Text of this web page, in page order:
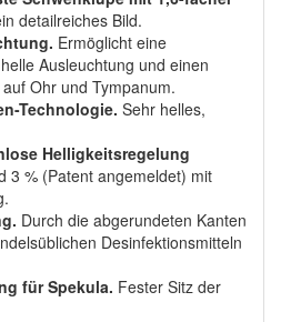
detailreiches Bild.
Ermöglicht eine
Ausleuchtung und einen
Ohr und Tympanum.
Technologie. Sehr helles,
Helligkeitsregelung
3 % (Patent angemeldet) mit
Durch die abgerundeten Kanten
Desinfektionsmitteln
für Spekula. Fester Sitz der